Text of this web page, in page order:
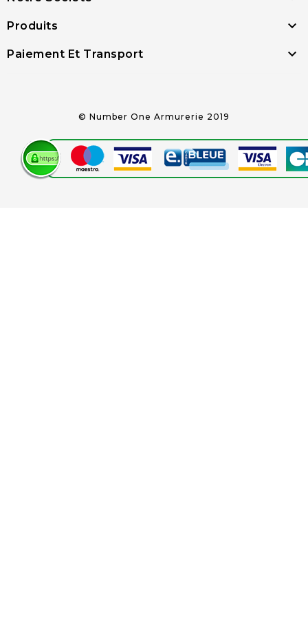
Produits 
Paiement Et Transport 
© Number One Armurerie 2019